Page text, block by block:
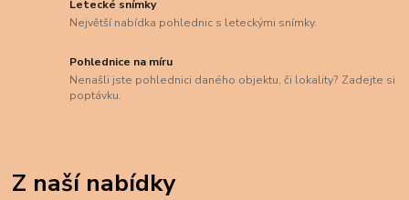
Letecké snímky
Největší nabídka pohlednic s leteckými snímky.
Pohlednice na míru
Nenašli jste pohlednici daného objektu, či lokality? Zadejte si
poptávku.
Z naší nabídky